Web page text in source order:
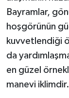
Bayramlar,
hoşgörünün
kuvvetlendiği
da
en güzel
manevi iklimdir.